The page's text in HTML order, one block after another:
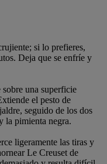
si lo prefieres,
Deja que se enfríe y
una superficie
el pesto de
seguido de los dos
la pimienta negra.
ligeramente las tiras y
Le Creuset de